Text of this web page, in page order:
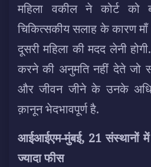
महिला वकील ने कोर्ट को
चिकित्सकीय सलाह के कारण
दूसरी महिला की मदद लेनी
करने की अनुमति नहीं देते जो
और जीवन जीने के उनके
क़ानून भेदभावपूर्ण है.
आईआईएम-मुंबई, 21 संस्थानों
ज्यादा फीस